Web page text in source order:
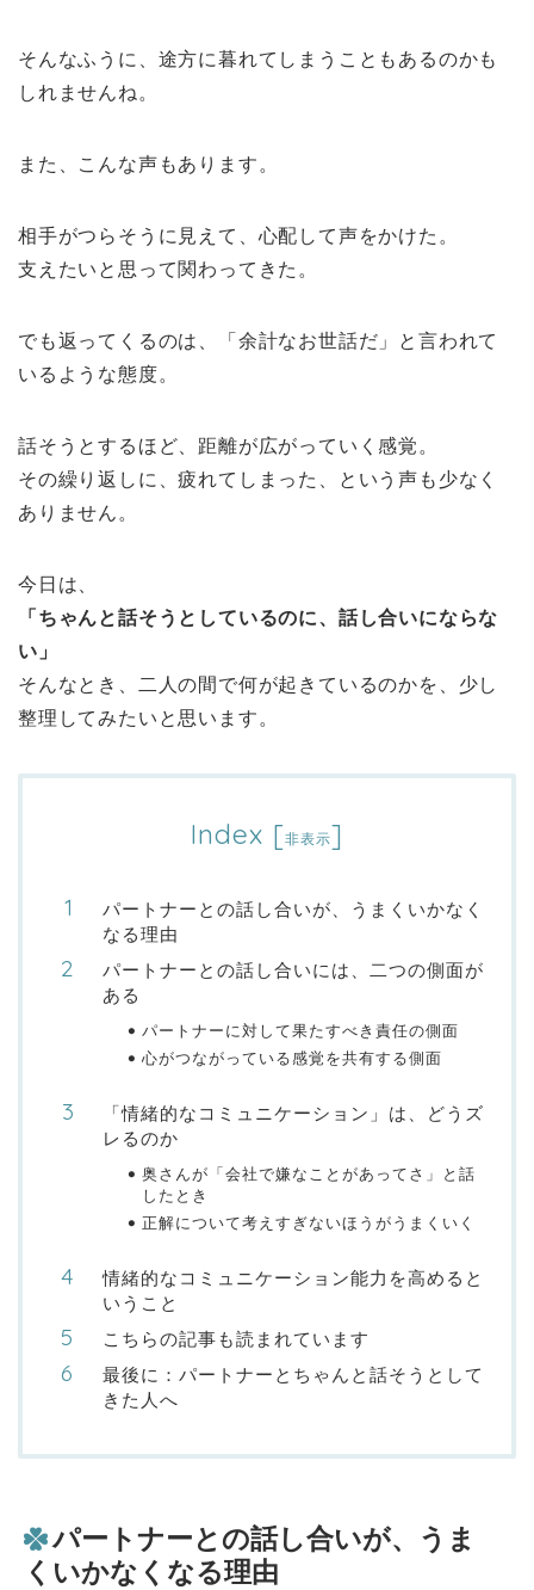
そんなふうに、途方に暮れてしまうこともあるのかも
しれませんね。
また、こんな声もあります。
相手がつらそうに見えて、心配して声をかけた。
支えたいと思って関わってきた。
でも返ってくるのは、「余計なお世話だ」と言われて
いるような態度。
話そうとするほど、距離が広がっていく感覚。
その繰り返しに、疲れてしまった、という声も少なく
ありません。
今日は、
「ちゃんと話そうとしているのに、話し合いにならな
い」
そんなとき、二人の間で何が起きているのかを、少し
整理してみたいと思います。
Index [非表示]
パートナーとの話し合いが、うまくいかなく
なる理由
パートナーとの話し合いには、二つの側面が
ある
パートナーに対して果たすべき責任の側面
心がつながっている感覚を共有する側面
「情緒的なコミュニケーション」は、どうズ
レるのか
奥さんが「会社で嫌なことがあってさ」と話
したとき
正解について考えすぎないほうがうまくいく
情緒的なコミュニケーション能力を高めると
いうこと
こちらの記事も読まれています
最後に：パートナーとちゃんと話そうとして
きた人へ
パートナーとの話し合いが、うま
くいかなくなる理由